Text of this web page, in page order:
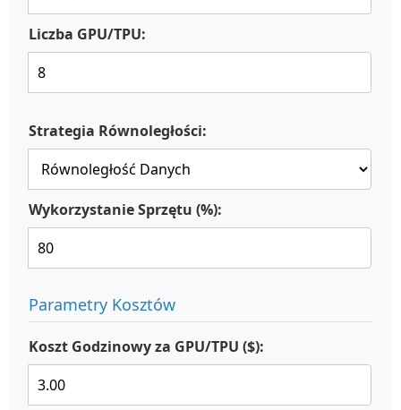
Liczba GPU/TPU:
Strategia Równoległości:
Wykorzystanie Sprzętu (%):
Parametry Kosztów
Koszt Godzinowy za GPU/TPU ($):